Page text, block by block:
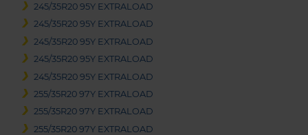
245/35R20 95Y EXTRALOAD
245/35R20 95Y EXTRALOAD
245/35R20 95Y EXTRALOAD
245/35R20 95Y EXTRALOAD
245/35R20 95Y EXTRALOAD
255/35R20 97Y EXTRALOAD
255/35R20 97Y EXTRALOAD
255/35R20 97Y EXTRALOAD